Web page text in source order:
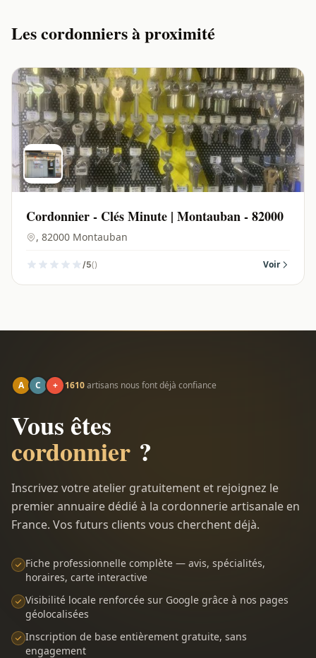
Les cordonniers à proximité
Cordonnier - Clés Minute | Montauban - 82000
, 82000 Montauban
/5() Voir
A C + 1610artisans nous font déjà confiance
Vous êtes
cordonnier ?
Inscrivez votre atelier gratuitement et rejoignez le
premier annuaire dédié à la cordonnerie artisanale en
France. Vos futurs clients vous cherchent déjà.
Fiche professionnelle complète — avis, spécialités,
horaires, carte interactive
Visibilité locale renforcée sur Google grâce à nos pages
géolocalisées
Inscription de base entièrement gratuite, sans
engagement